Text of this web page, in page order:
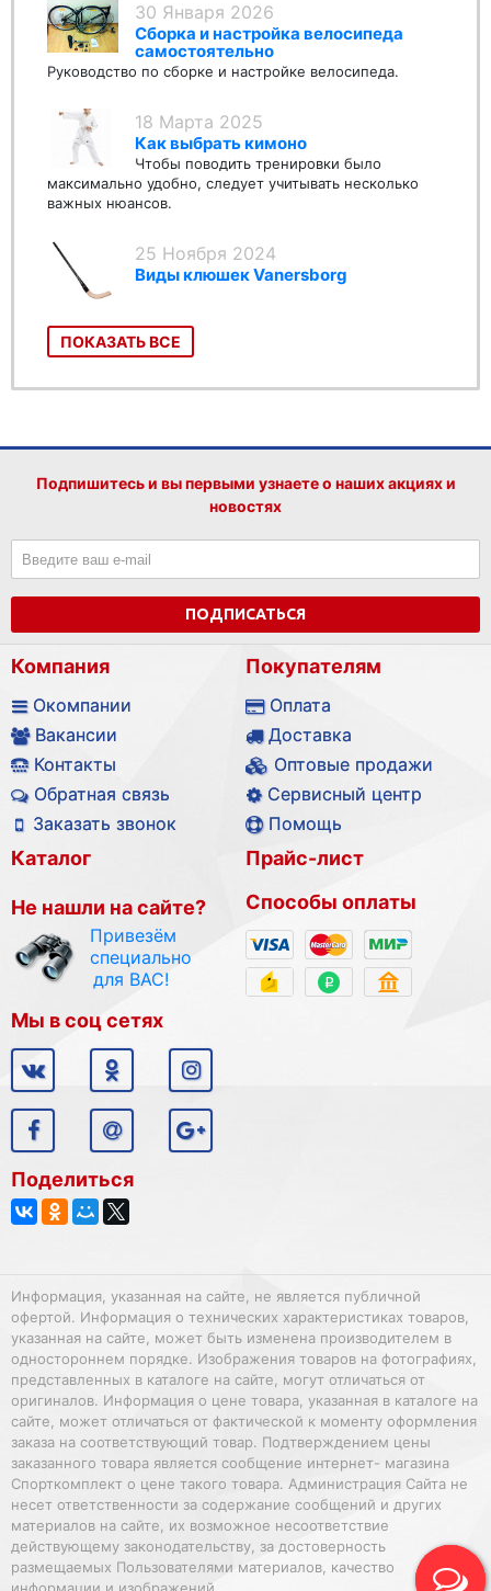
30 Января 2026
Сборка и настройка велосипеда
самостоятельно
Руководство по сборке и настройке велосипеда.
18 Марта 2025
Как выбрать кимоно
Чтобы поводить тренировки было
максимально удобно, следует учитывать несколько
важных нюансов.
25 Ноября 2024
Виды клюшек Vanersborg
ПОКАЗАТЬ ВСЕ
Подпишитесь и вы первыми узнаете о наших акциях и
новостях
ПОДПИСАТЬСЯ
Компания
Окомпании
Вакансии
Контакты
Обратная связь
Заказать звонок
Покупателям
Оплата
Доставка
Оптовые продажи
Сервисный центр
Помощь
Каталог
Не нашли на сайте?
Привезём
специально
для ВАС!
Прайс-лист
Способы оплаты
Мы в соц сетях
Поделиться
Информация, указанная на сайте, не является публичной
офертой. Информация о технических характеристиках товаров,
указанная на сайте, может быть изменена производителем в
одностороннем порядке. Изображения товаров на фотографиях,
представленных в каталоге на сайте, могут отличаться от
оригиналов. Информация о цене товара, указанная в каталоге на
сайте, может отличаться от фактической к моменту оформления
заказа на соответствующий товар. Подтверждением цены
заказанного товара является сообщение интернет- магазина
Спорткомплект о цене такого товара. Администрация Сайта не
несет ответственности за содержание сообщений и других
материалов на сайте, их возможное несоответствие
действующему законодательству, за достоверность
размещаемых Пользователями материалов, качество